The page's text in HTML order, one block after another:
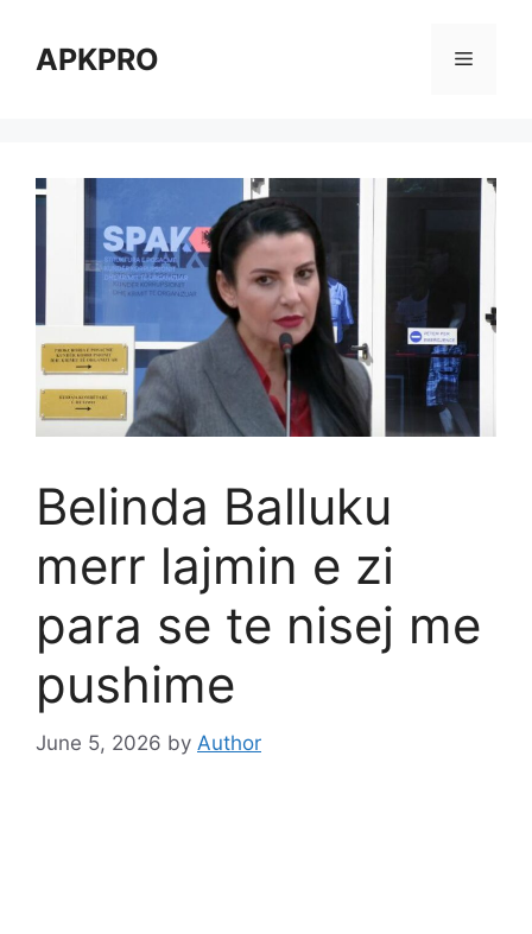
contentAPKPRO Menu
Belinda Balluku
merr lajmin e zi
para se te nisej me
pushime
June 5, 2026 by Author